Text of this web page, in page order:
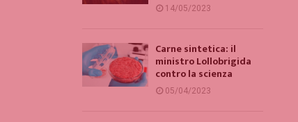
14/05/2023
Carne sintetica: il
ministro Lollobrigida
contro la scienza
05/04/2023